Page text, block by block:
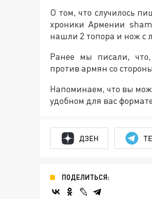
О том, что случилось
хроники Армении
нашли 2 топора и нож с
Ранее мы писали,
против армян со
Напоминаем, что вы
удобном для вас
ДЗЕН
ПОДЕЛИТЬСЯ: